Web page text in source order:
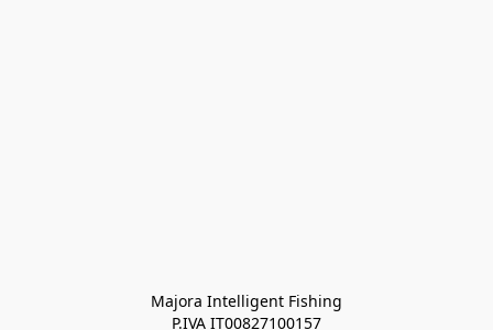
Majora Intelligent Fishing
P.IVA IT00827100157